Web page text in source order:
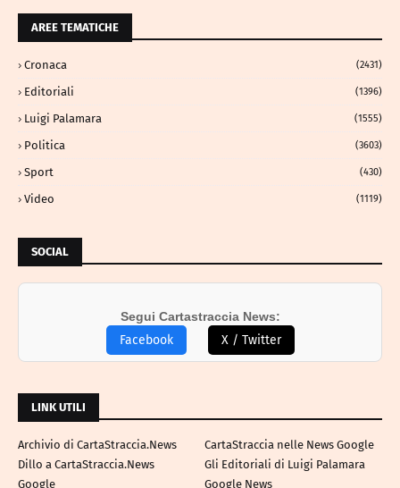
AREE TEMATICHE
Cronaca (2431)
Editoriali (1396)
Luigi Palamara (1555)
Politica (3603)
Sport (430)
Video (1119)
SOCIAL
Segui Cartastraccia News:
Facebook X / Twitter
LINK UTILI
Archivio di CartaStraccia.News
CartaStraccia nelle News Google
Dillo a CartaStraccia.News
Gli Editoriali di Luigi Palamara
Google
Google News